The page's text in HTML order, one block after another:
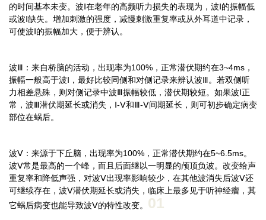
的时间基本未变。波Ⅰ在老年的高频听力损失的表现为，波Ⅰ的振幅低
或波Ⅰ缺失。增加刺激的强度，减慢刺激重复率或从外耳道中记录，
可使波Ⅰ的振幅加大，便于辨认。
波Ⅲ：来自桥脑的活动，出现率为100%，正常潜伏期约在3~4ms，
振幅一般高于波Ⅰ，最好比较同侧和对侧记录来辨认波Ⅲ。若双侧听
力相差悬殊，则对侧记录中波Ⅲ振幅较低，潜伏期较短。如果波Ⅰ正
常，波Ⅲ潜伏期延长或消失，Ⅰ-Ⅴ和Ⅲ-Ⅴ间期延长，则可初步确定病变
部位在蜗后。
波Ⅴ：来源于下丘脑，出现率为100%，正常潜伏期约在5~6.5ms。
波Ⅴ常是最高的一个峰，而且后面继以一明显的颅顶负波。改变给声
重复率和降低声强，对波Ⅴ出现率影响较少，在其他波消失后波Ⅴ还
可继续存在，波Ⅴ潜伏期延长或消失，临床上最多见于听神经瘤，其
它蜗后病变也能导致波Ⅴ的特性改变。 01